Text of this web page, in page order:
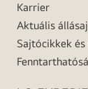
Karrier
Aktuális
Sajtócikkek és